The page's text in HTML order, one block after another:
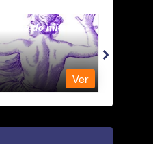
do mito
Ver